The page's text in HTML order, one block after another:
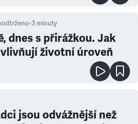
•3 minuty
dnes s přirážkou. Jak
životní úroveň
jsou odvážnější než